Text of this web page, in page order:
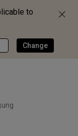
to
Change